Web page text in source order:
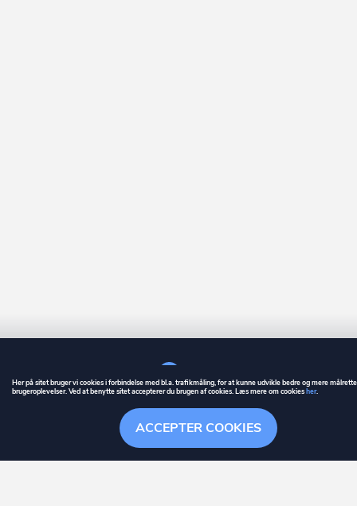
Søgehistorik Menu
er et registreret varemærke tilhørende ownr ApS – CVR nr.: 36 40 88
Stationsparken 26. 2., 2600 Glostrup, info@ownr.dk
ACCEPTER COOKIES
Her på sitet bruger vi cookies i forbindelse med bl.a. trafikmåling, for at kunne udvikle bedre og mere
brugeroplevelser. Ved at benytte sitet accepterer du brugen af cookies. Læs mere om cookiesher.